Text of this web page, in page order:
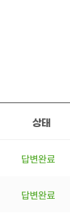
상태
답변완료
답변완료